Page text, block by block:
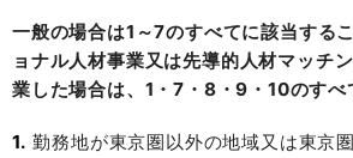
一般の場合は1～7のすべてに該当する
ョナル人材事業又は先導的人材マッチ
業した場合は、1・7・8・9・10のすべ
1. 勤務地が東京圏以外の地域又は東京